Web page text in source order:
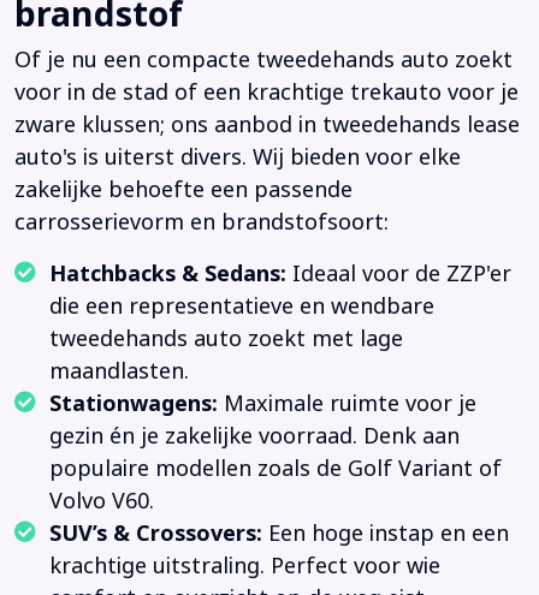
brandstof
Of je nu een compacte tweedehands auto zoekt
voor in de stad of een krachtige trekauto voor je
zware klussen; ons aanbod in tweedehands lease
auto's is uiterst divers. Wij bieden voor elke
zakelijke behoefte een passende
carrosserievorm en brandstofsoort:
Hatchbacks & Sedans: Ideaal voor de ZZP'er
die een representatieve en wendbare
tweedehands auto zoekt met lage
maandlasten.
Stationwagens: Maximale ruimte voor je
gezin én je zakelijke voorraad. Denk aan
populaire modellen zoals de Golf Variant of
Volvo V60.
SUV’s & Crossovers: Een hoge instap en een
krachtige uitstraling. Perfect voor wie